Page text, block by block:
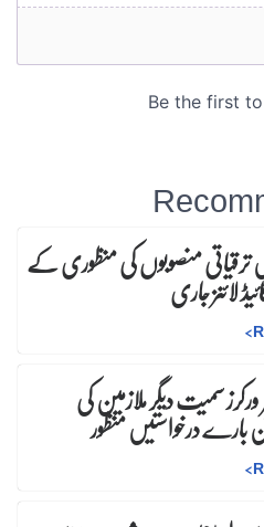
منصوبوں کی منظوری کےلائنز جاری
>
ورکرز سمیت دیگر ملازمین کی
بارے درخواستیں منظور
>